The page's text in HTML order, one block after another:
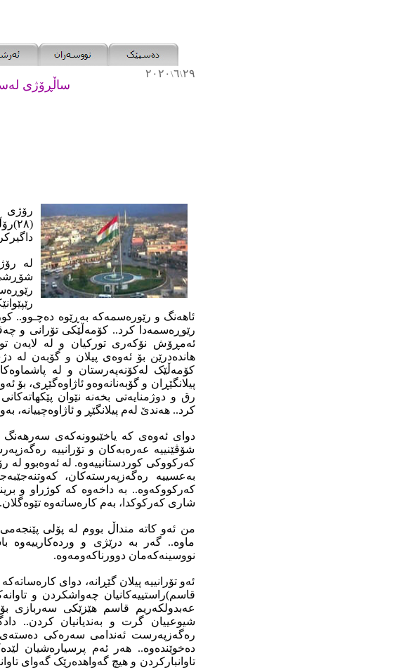
٢٩\٦\ ٢٠٢٠
ساڵڕۆژی لەسێدارەدانی ٢٨
ئاهەنگ و رێورەسمەکە بەڕێوە دەچـوو..
رێوڕەسمەدا کرد.. کۆمەڵێکی تۆرانی و
ئەمڕۆش نۆکەری تورکیان و لە لایەن
هاندەدرێن بۆ ئەوەی پیلان و گۆبەن
کۆمەڵێک لەکۆنەپەرستان و لە
پیلانگێڕان و گۆبەنانەوەو
رق و دوژمنایەتی بخەنە نێوان
کرد.. هەندێ لەم پیلانگێڕ و ئاژاوەچییانە،
دوای ئەوەی کە یاخێبوونەکەی
شۆڤێنییە عەرەبەکان و تۆرانییە
بەعسییە رەگەزپەرستەکان،
کەرکووکەوە.. بە داخەوە کە کوژراو و
شاری کەرکوکدا، بەم کارەساتەوە
من ئەو کاتە منداڵ بووم لە پۆلی
ماوە.. گەر بە درێژی و وردەکارییەوە
نووسینەکەمان دوورناکەومەوە.
ئەو تۆرانییە پیلان گێڕانە، دوای
قاسم)راستییەکانیان چەواشکردن و
عەبدولکەریم قاسم هێزێکی سەربازی
شیوعییان گرت و بەندیانیان کردن..
رەگەزپەرست ئەندامی سەرەکی دەستەی
دەخوێندەوە.. هەر ئەم پرسیارەشیان
تاوانبارکردن و هيچ گەواهدەرێک گەوای